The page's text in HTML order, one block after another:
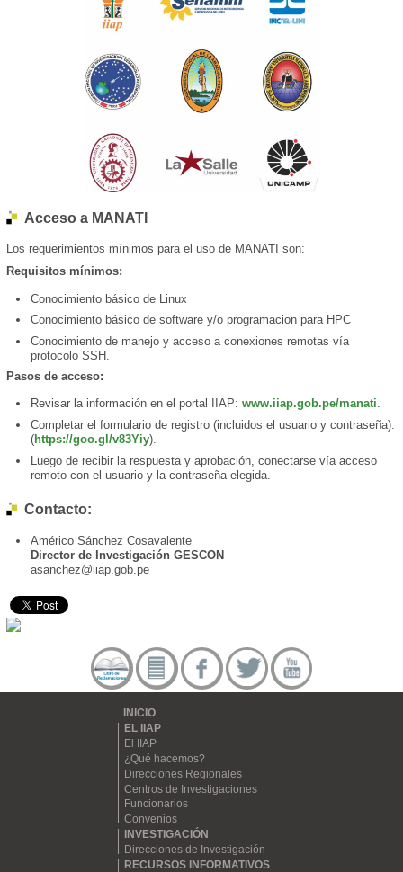
Acceso a MANATI
Los requerimientos mínimos para el uso de MANATI son:
Requisitos mínimos:
Conocimiento básico de Linux
Conocimiento básico de software y/o programacion para HPC
Conocimiento de manejo y acceso a conexiones remotas vía
protocolo SSH.
Pasos de acceso:
Revisar la información en el portal IIAP: www.iiap.gob.pe/manati.
Completar el formulario de registro (incluidos el usuario y contraseña):
(https://goo.gl/v83Yiy).
Luego de recibir la respuesta y aprobación, conectarse vía acceso
remoto con el usuario y la contraseña elegida.
Contacto:
Américo Sánchez Cosavalente
Director de Investigación GESCON
asanchez@iiap.gob.pe
INICIO
EL IIAP
El IIAP
¿Qué hacemos?
Direcciones Regionales
Centros de Investigaciones
Funcionarios
Convenios
INVESTIGACIÓN
Direcciones de Investigación
RECURSOS INFORMATIVOS